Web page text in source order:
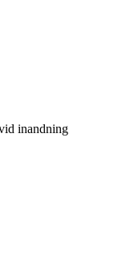
inandning